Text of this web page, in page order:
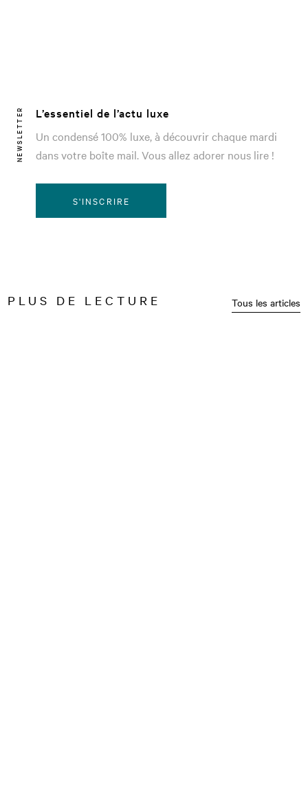
NEWSLETTER
L’essentiel de l’actu luxe
Un condensé 100% luxe, à découvrir chaque mardi
dans votre boîte mail. Vous allez adorer nous lire !
S'INSCRIRE
PLUS DE LECTURE Tous les articles